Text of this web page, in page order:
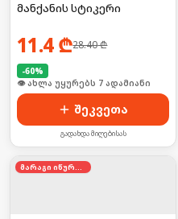
მანქანის სტიკერი
11.4₾28.40₾
-60%
🛒 ბოლო 24სთ-ში იყიდა 8-მა
შეკვეთა
გადახდა მიღებისას
მარაგი იწურება